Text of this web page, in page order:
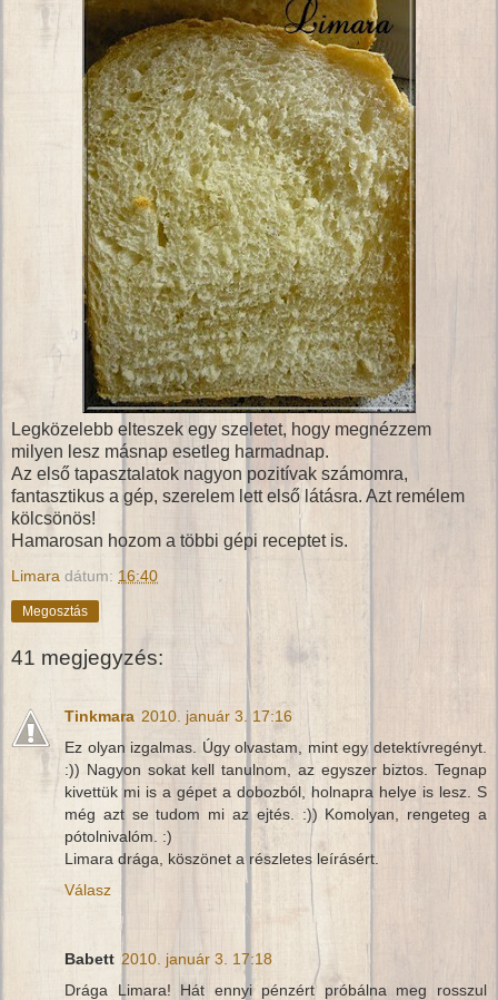
Legközelebb elteszek egy szeletet, hogy megnézzem
milyen lesz másnap esetleg harmadnap.
Az első tapasztalatok nagyon pozitívak számomra,
fantasztikus a gép, szerelem lett első látásra. Azt remélem
kölcsönös!
Hamarosan hozom a többi gépi receptet is.
Limara dátum: 16:40
Megosztás
41 megjegyzés:
Tinkmara 2010. január 3. 17:16
Ez olyan izgalmas. Úgy olvastam, mint egy detektívregényt.
:)) Nagyon sokat kell tanulnom, az egyszer biztos. Tegnap
kivettük mi is a gépet a dobozból, holnapra helye is lesz. S
még azt se tudom mi az ejtés. :)) Komolyan, rengeteg a
pótolnivalóm. :)
Limara drága, köszönet a részletes leírásért.
Válasz
Babett 2010. január 3. 17:18
Drága Limara! Hát ennyi pénzért próbálna meg rosszul